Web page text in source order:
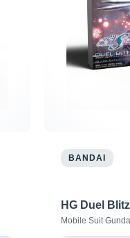
BANDAI
HG Duel
Mobile Suit